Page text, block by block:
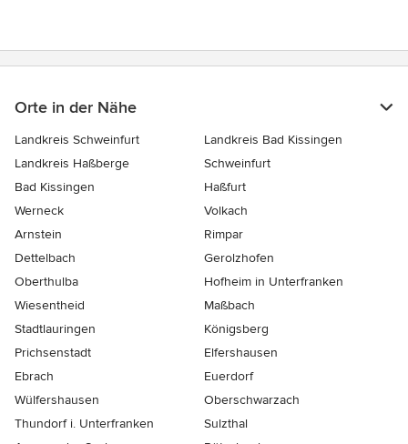
Orte in der Nähe
Landkreis Schweinfurt
Landkreis Bad Kissingen
Landkreis Haßberge
Schweinfurt
Bad Kissingen
Haßfurt
Werneck
Volkach
Arnstein
Rimpar
Dettelbach
Gerolzhofen
Oberthulba
Hofheim in Unterfranken
Wiesentheid
Maßbach
Stadtlauringen
Königsberg
Prichsenstadt
Elfershausen
Ebrach
Euerdorf
Wülfershausen
Oberschwarzach
Thundorf i. Unterfranken
Sulzthal